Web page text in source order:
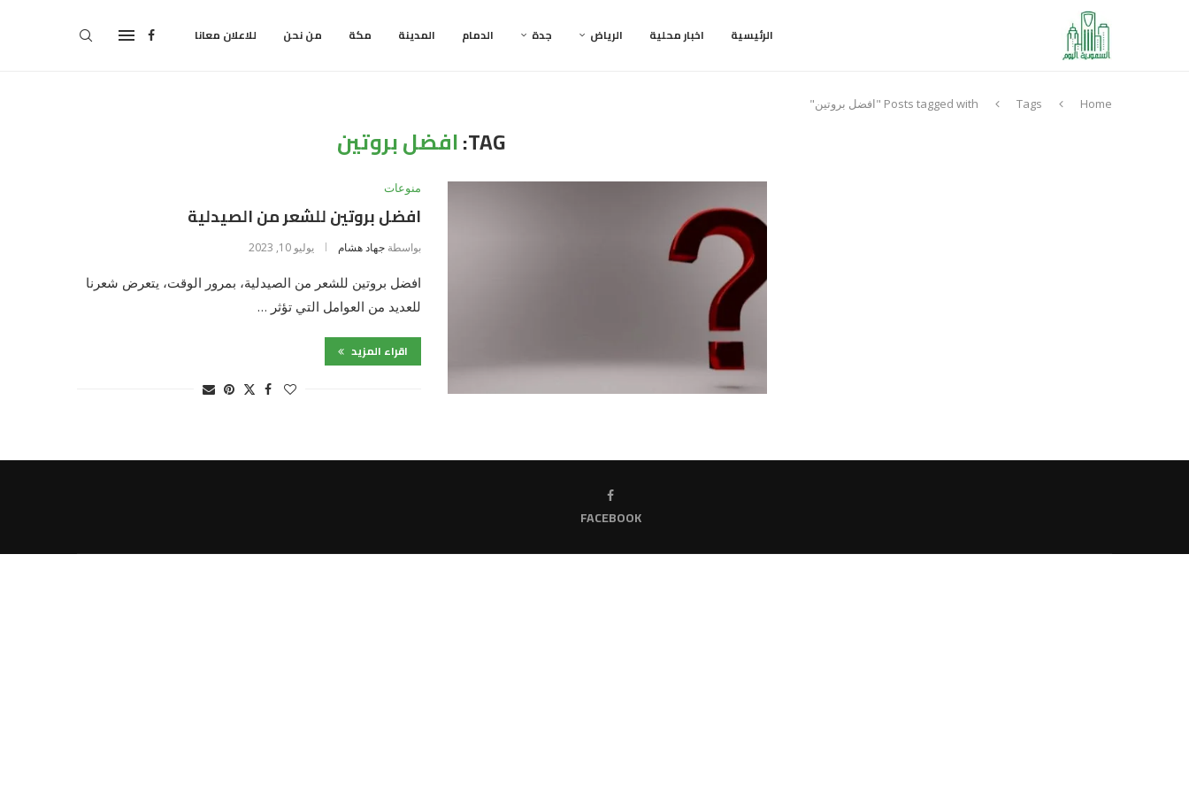
الرئيسية اخبار محلية الرياض جدة الدمام المدينة مكة من نحن للاعلان معانا
Home
Tags Posts tagged with "افضل بروتين"
TAG: افضل بروتين
منوعات
افضل بروتين للشعر من الصيدلية
بواسطة جهاد هشام يوليو 10, 2023
افضل بروتين للشعر من الصيدلية، بمرور الوقت، يتعرض شعرنا
للعديد من العوامل التي تؤثر …
اقراء المزيد
FACEBOOK